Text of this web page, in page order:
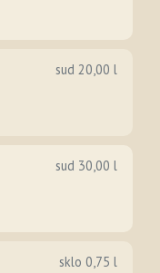
sud 20,00 l
sud 30,00 l
sklo 0,75 l